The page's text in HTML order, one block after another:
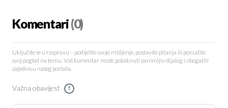
Komentari(0)
Uključite se u raspravu – podijelite svoje mišljenje, postavite pitanja ili ponudite
svoj pogled na temu. Vaš komentar može potaknuti zanimljiv dijalog i obogatiti
zajednicu našeg portala.
Važna obavijest !